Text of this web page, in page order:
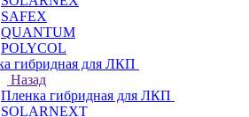
SAFEX
QUANTUM
POLYCOL
гибридная для ЛКП
Назад
Пленка гибридная для ЛКП
SOLARNEXT